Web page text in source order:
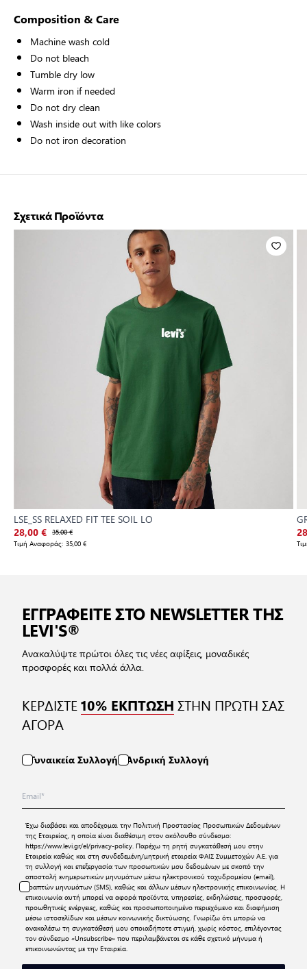
Composition & Care
Machine wash cold
Do not bleach
Tumble dry low
Warm iron if needed
Do not dry clean
Wash inside out with like colors
Do not iron decoration
Σχετικά Προϊόντα
LSE_SS RELAXED FIT TEE SOIL LO
28,00 € 35,00 €
Τιμή Αναφοράς: 35,00 €
ΕΓΓΡΑΦΕΙΤΕ ΣΤΟ NEWSLETTER ΤΗΣ
LEVI'S®
Ανακαλύψτε πρώτοι όλες τις νέες αφίξεις, μοναδικές
προσφορές και πολλά άλλα.
ΚΕΡΔΙΣΤΕ10% ΕΚΠΤΩΣΗ ΣΤΗΝ ΠΡΩΤΗ ΣΑΣ
ΑΓΟΡΑ
Γυναικεία Συλλογή Ανδρική Συλλογή
Έχω διαβάσει και αποδέχομαι την Πολιτική Προστασίας Προσωπικών Δεδομένων
της Εταιρείας, η οποία είναι διαθέσιμη στον ακόλουθο σύνδεσμο:
https://www.levi.gr/el/privacy-policy. Παρέχω τη ρητή συγκατάθεσή μου στην
Εταιρεία καθώς και στη συνδεδεμένη/μητρική εταιρεία ΦΑΙΣ Συμμετοχών Α.Ε. για
τη συλλογή και επεξεργασία των προσωπικών μου δεδομένων με σκοπό την
αποστολή ενημερωτικών μηνυμάτων μέσω ηλεκτρονικού ταχυδρομείου (email),
γραπτών μηνυμάτων (SMS), καθώς και άλλων μέσων ηλεκτρονικής επικοινωνίας. Η
επικοινωνία αυτή μπορεί να αφορά προϊόντα, υπηρεσίες, εκδηλώσεις, προσφορές,
προωθητικές ενέργειες, καθώς και προσωποποιημένο περιεχόμενο και διαφήμιση
μέσω ιστοσελίδων και μέσων κοινωνικής δικτύωσης. Γνωρίζω ότι μπορώ να
ανακαλέσω τη συγκατάθεσή μου οποιαδήποτε στιγμή, χωρίς κόστος, επιλέγοντας
τον σύνδεσμο «Unsubscribe» που περιλαμβάνεται σε κάθε σχετικό μήνυμα ή
επικοινωνώντας με την Εταιρεία.